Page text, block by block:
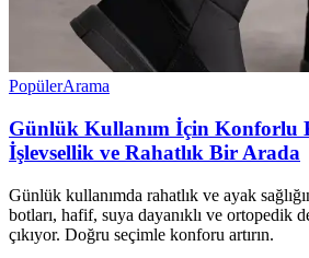
PopülerArama
Günlük Kullanım İçin Konforlu
İşlevsellik ve Rahatlık Bir Arada
Günlük kullanımda rahatlık ve ayak
botları, hafif, suya dayanıklı ve ortopedik
çıkıyor. Doğru seçimle konforu artırın.